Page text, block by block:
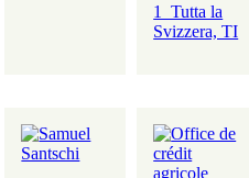
1_Tutta la
Svizzera, TI